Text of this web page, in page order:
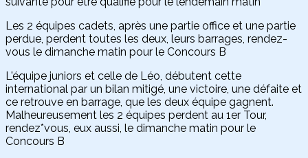
Les 2 équipes cadets, après une partie office et une partie
perdue, perdent toutes les deux, leurs barrages, rendez-
vous le dimanche matin pour le Concours B
L'équipe juniors et celle de Léo, débutent cette
international par un bilan mitigé, une victoire, une défaite et
ce retrouve en barrage, que les deux équipe gagnent.
Malheureusement les 2 équipes perdent au 1er Tour,
rendez*vous, eux aussi, le dimanche matin pour le
Concours B